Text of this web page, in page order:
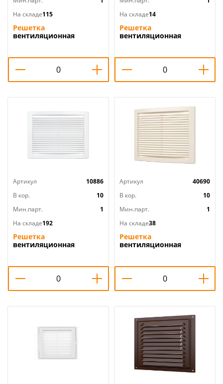
На складе115
Решетка
вентиляционная
1919С ERA, 1/90
На складе14
Решетка
вентиляционная
АВС Эвент, 1/160
Артикул
10886
В кор.
10
Мин.парт.
1
На складе192
Решетка
вентиляционная
Артикул
40690
В кор.
10
Мин.парт.
1
На складе38
Решетка
вентиляционная
кость, ERA, 1/35